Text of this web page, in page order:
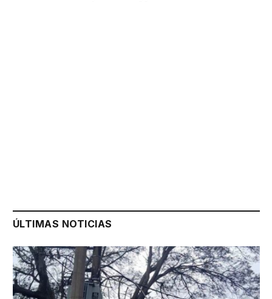
ÚLTIMAS NOTICIAS